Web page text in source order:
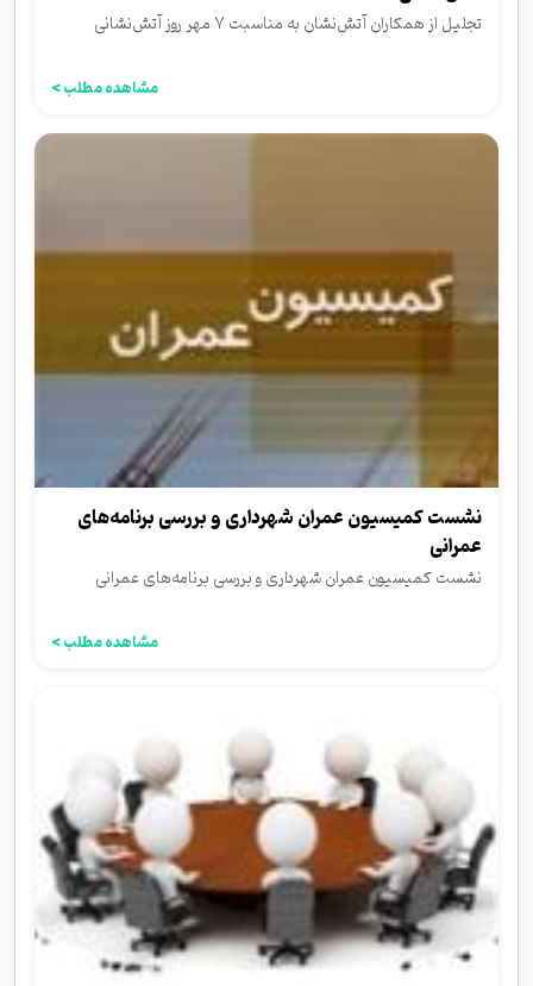
تجلیل از همکاران آتش‌نشان به مناسبت ۷ مهر روز آتش‌نشانی
مشاهده مطلب >
نشست کمیسیون عمران شهرداری و بررسی برنامه‌های
عمرانی
نشست کمیسیون عمران شهرداری و بررسی برنامه‌های عمرانی
مشاهده مطلب >